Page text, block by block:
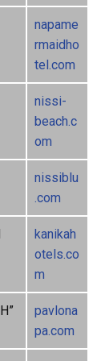
napame
rmaidho
tel.com
nissi-
beach.c
om
nissiblu
.com
kanikah
otels.co
m
pavlona
pa.com